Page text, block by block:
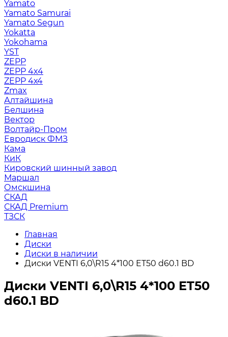
Yamato
Yamato Samurai
Yamato Segun
Yokatta
Yokohama
YST
ZEPP
ZEPP 4x4
ZEPP 4х4
Zmax
Алтайшина
Белшина
Вектор
Волтайр-Пром
Евродиск ФМЗ
Кама
КиК
Кировский шинный завод
Маршал
Омскшина
СКАД
СКАД Premium
ТЗСК
Главная
Диски
Диски в наличии
Диски VENTI 6,0\R15 4*100 ET50 d60.1 BD
Диски VENTI 6,0\R15 4*100 ET50
d60.1 BD